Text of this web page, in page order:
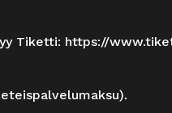
Tiketti: https://